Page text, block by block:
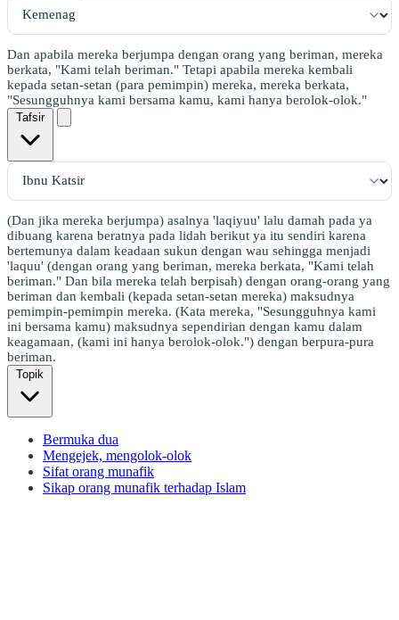
Dan apabila mereka berjumpa dengan orang yang beriman, mereka
berkata, "Kami telah beriman." Tetapi apabila mereka kembali
kepada setan-setan (para pemimpin) mereka, mereka berkata,
"Sesungguhnya kami bersama kamu, kami hanya berolok-olok."
Tafsir
(Dan jika mereka berjumpa) asalnya 'laqiyuu' lalu damah pada ya
dibuang karena beratnya pada lidah berikut ya itu sendiri karena
bertemunya dalam keadaan sukun dengan wau sehingga menjadi
'laquu' (dengan orang yang beriman, mereka berkata, "Kami telah
beriman." Dan bila mereka telah berpisah) dengan orang-orang yang
beriman dan kembali (kepada setan-setan mereka) maksudnya
pemimpin-pemimpin mereka. (Kata mereka, "Sesungguhnya kami
ini bersama kamu) maksudnya sependirian dengan kamu dalam
keagamaan, (kami ini hanya berolok-olok.") dengan berpura-pura
beriman.
Topik
Bermuka dua
Mengejek, mengolok-olok
Sifat orang munafik
Sikap orang munafik terhadap Islam